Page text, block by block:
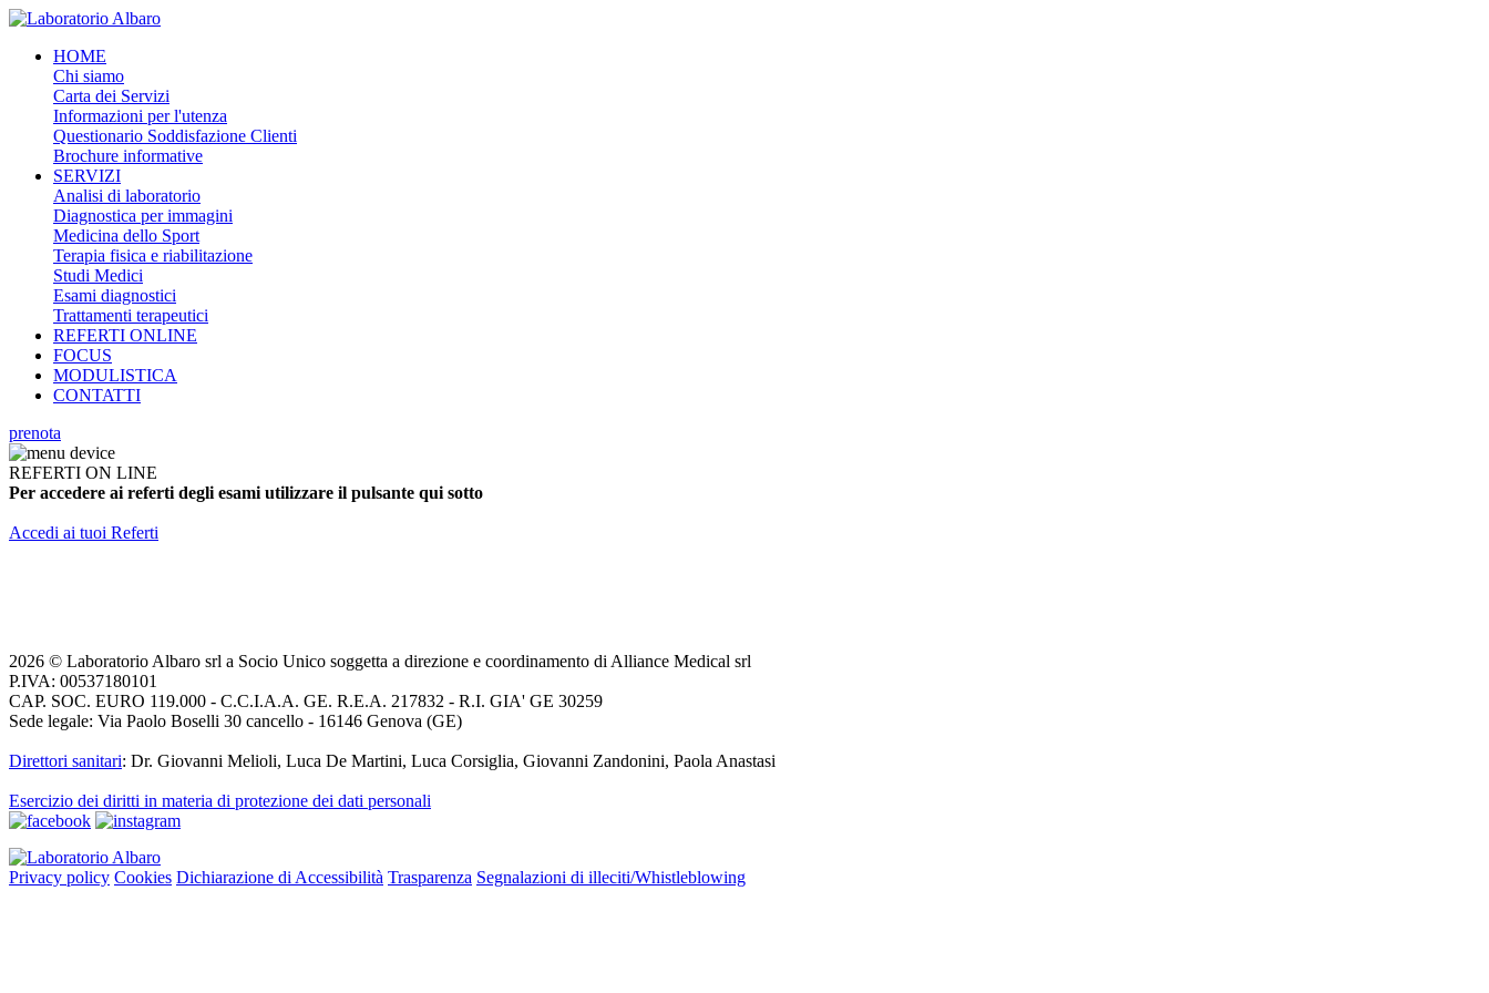
HOME
Chi siamo
Carta dei Servizi
Informazioni per l'utenza
Questionario Soddisfazione Clienti
Brochure informative
SERVIZI
Analisi di laboratorio
Diagnostica per immagini
Medicina dello Sport
Terapia fisica e riabilitazione
Studi Medici
Esami diagnostici
Trattamenti terapeutici
REFERTI ONLINE
FOCUS
MODULISTICA
CONTATTI
prenota
REFERTI ON LINE
Per accedere ai referti degli esami utilizzare il pulsante qui sotto
Accedi ai tuoi Referti
2026 © Laboratorio Albaro srl a Socio Unico soggetta a direzione e coordinamento di Alliance Medical srl
P.IVA: 00537180101
CAP. SOC. EURO 119.000 - C.C.I.A.A. GE. R.E.A. 217832 - R.I. GIA' GE 30259
Sede legale: Via Paolo Boselli 30 cancello - 16146 Genova (GE)
Direttori sanitari: Dr. Giovanni Melioli, Luca De Martini, Luca Corsiglia, Giovanni Zandonini, Paola Anastasi
Esercizio dei diritti in materia di protezione dei dati personali
Privacy policy Cookies Dichiarazione di Accessibilità Trasparenza Segnalazioni di illeciti/Whistleblowing